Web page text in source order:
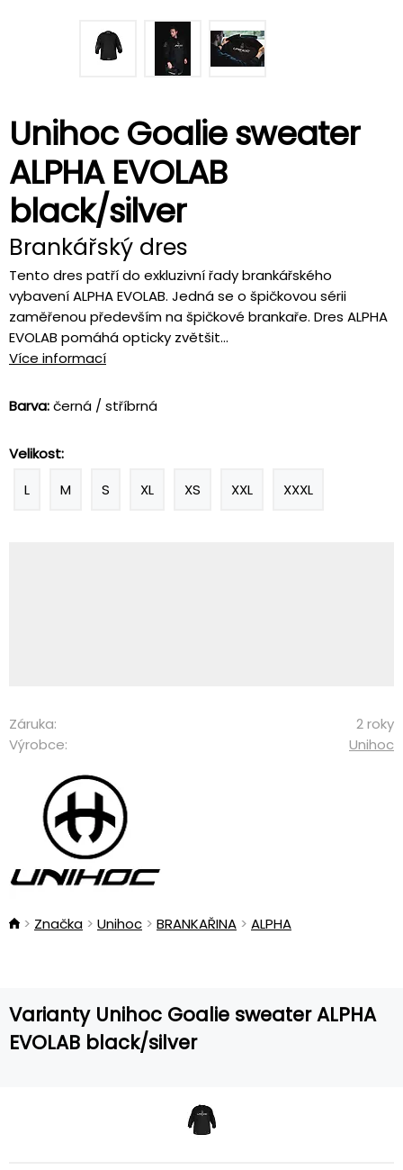
Unihoc Goalie sweater
ALPHA EVOLAB
black/silver
Brankářský dres
Tento dres patří do exkluzivní řady brankářského
vybavení ALPHA EVOLAB. Jedná se o špičkovou sérii
zaměřenou především na špičkové brankaře. Dres ALPHA
EVOLAB pomáhá opticky zvětšit...
Více informací
Barva:černá / stříbrná
Velikost:
L
M S XL XS XXL XXXL
Záruka:
2 roky
Výrobce:
Unihoc
Značka Unihoc BRANKAŘINA ALPHA
Varianty Unihoc Goalie sweater ALPHA
EVOLAB black/silver